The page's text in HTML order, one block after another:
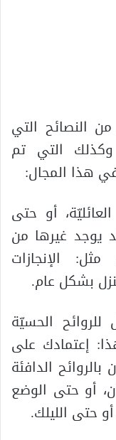
النصائح التي
التي تم
في هذا المجال:
أو حتى
يوجد غيرها من
الإنجازات
بشكل عام.
الحسيّة
إعتمادك على
الدافئة
أو حتى الوضع
حتى الليلك.